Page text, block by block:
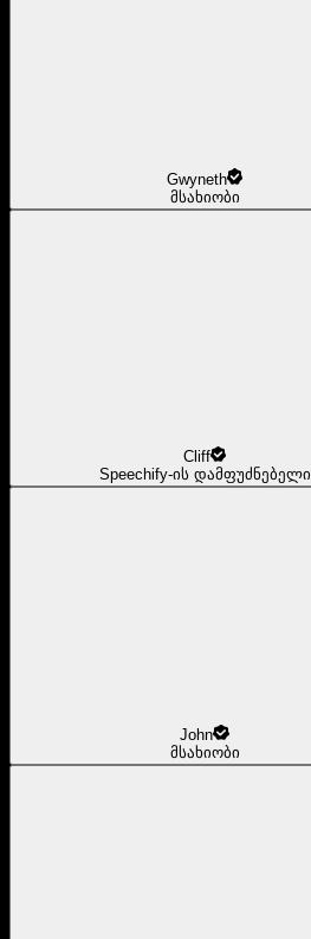
Gwyneth
მსახიობი
Cliff
Speechify-ის დამფუძნებელი
John
მსახიობი